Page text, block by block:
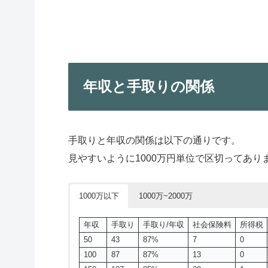
年収と手取りの関係
手取りと年収の関係は以下の通りです。
見やすいように1000万円単位で区切ってあり
1000万以下 1000万~2000万
年収 手取り 手取り/年収 社会保険料 所得税
50
43 87% 7 0
100
87 87% 13 0